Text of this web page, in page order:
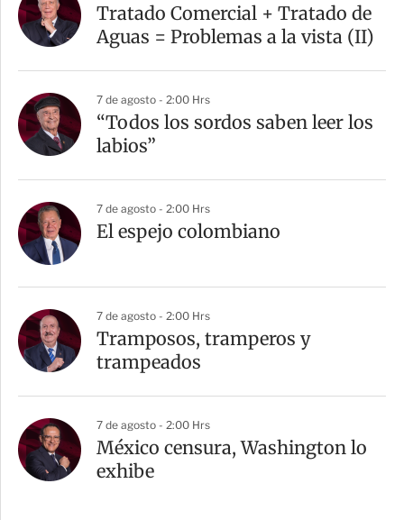
Tratado Comercial + Tratado de
Aguas = Problemas a la vista (II)
7 de agosto - 2:00 Hrs
“Todos los sordos saben leer los
labios”
7 de agosto - 2:00 Hrs
El espejo colombiano
7 de agosto - 2:00 Hrs
Tramposos, tramperos y
trampeados
7 de agosto - 2:00 Hrs
México censura, Washington lo
exhibe